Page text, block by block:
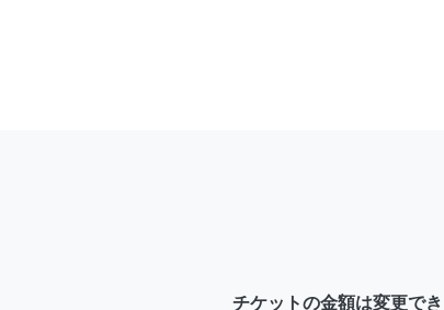
チケットの金額は変更で